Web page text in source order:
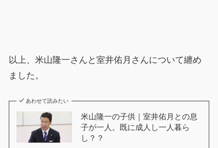
以上、米山隆一さんと室井佑月さんについて纏め
ました。
あわせて読みたい
米山隆一の子供｜室井佑月との息
子が一人。既に成人し一人暮ら
し？？